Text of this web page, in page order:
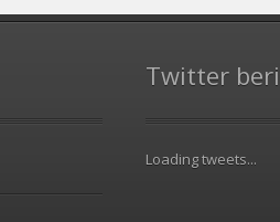
Twitter
Loading tweets...